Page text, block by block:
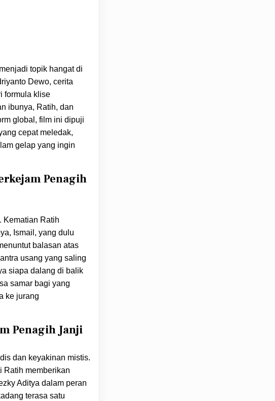
topik hangat di
Dewo, cerita
formula klise
ibunya, Ratih, dan
global, film ini dipuji
cepat meledak,
gelap yang ingin
Penagih
Kematian Ratih
Ismail, yang dulu
balasan atas
usang yang saling
siapa dalang di balik
samar bagi yang
ke jurang
Penagih Janji
dan keyakinan mistis.
Ratih memberikan
Aditya dalam peran
terasa satu